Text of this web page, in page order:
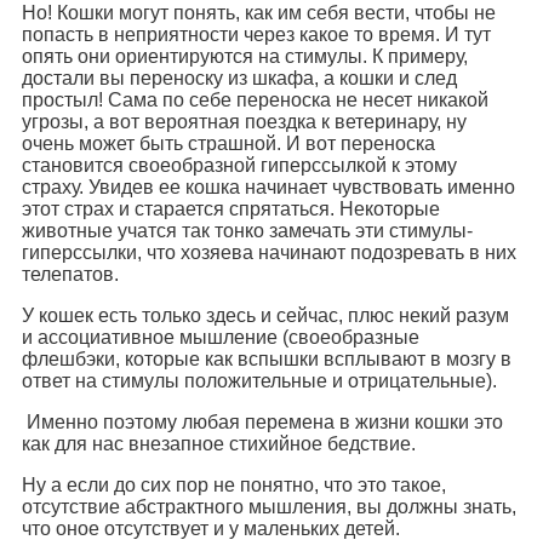
Но! Кошки могут понять, как им себя вести, чтобы не
попасть в неприятности через какое то время. И тут
опять они ориентируются на стимулы. К примеру,
достали вы переноску из шкафа, а кошки и след
простыл! Сама по себе переноска не несет никакой
угрозы, а вот вероятная поездка к ветеринару, ну
очень может быть страшной. И вот переноска
становится своеобразной гиперссылкой к этому
страху. Увидев ее кошка начинает чувствовать именно
этот страх и старается спрятаться. Некоторые
животные учатся так тонко замечать эти стимулы-
гиперссылки, что хозяева начинают подозревать в них
телепатов.
У кошек есть только здесь и сейчас, плюс некий разум
и ассоциативное мышление (своеобразные
флешбэки, которые как вспышки всплывают в мозгу в
ответ на стимулы положительные и отрицательные).
Именно поэтому любая перемена в жизни кошки это
как для нас внезапное стихийное бедствие.
Ну а если до сих пор не понятно, что это такое,
отсутствие абстрактного мышления, вы должны знать,
что оное отсутствует и у маленьких детей.